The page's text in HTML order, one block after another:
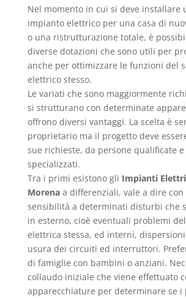
Nel momento in cui si deve installare
impianto elettrico per una casa di
o una ristrutturazione totale, è
diverse dotazioni che sono utili per
anche per ottimizzare le funzioni del
elettrico stesso.
Le variati che sono maggiormente
si strutturano con determinate
offrono diversi vantaggi. La scelta è
proprietario ma il progetto deve
sue richieste, da persone qualificate
specializzati.
Tra i primi esistono gli Impianti
Morenaa differenziali, vale a dire con
sensibilità a determinati disturbi che
in esterno, cioè eventuali problemi
elettrica stessa, ed interni,
usura dei circuiti ed interruttori.
di famiglie con bambini o anziani.
collaudo iniziale che viene effettuato
apparecchiature per determinare se